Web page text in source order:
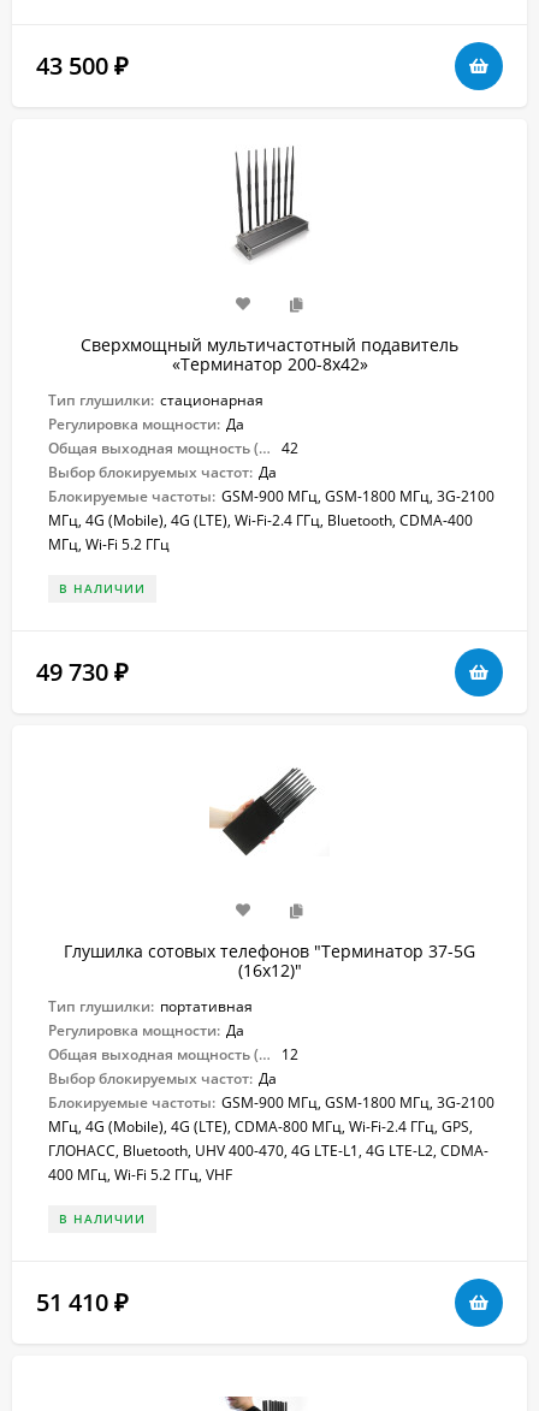
43 500 ₽
Сверхмощный мультичастотный подавитель
«Терминатор 200-8х42»
Тип глушилки: стационарная
Регулировка мощности: Да
Общая выходная мощность (Вт): 42
Выбор блокируемых частот: Да
Блокируемые частоты: GSM-900 МГц, GSM-1800 МГц, 3G-2100
МГц, 4G (Mobile), 4G (LTE), Wi-Fi-2.4 ГГц, Bluetooth, CDMA-400
МГц, Wi-Fi 5.2 ГГц
В НАЛИЧИИ
49 730 ₽
Глушилка сотовых телефонов "Терминатор 37-5G
(16х12)"
Тип глушилки: портативная
Регулировка мощности: Да
Общая выходная мощность (Вт):
12
Выбор блокируемых частот: Да
Блокируемые частоты: GSM-900 МГц, GSM-1800 МГц, 3G-2100
МГц, 4G (Mobile), 4G (LTE), CDMA-800 МГц, Wi-Fi-2.4 ГГц, GPS,
ГЛОНАСС, Bluetooth, UHV 400-470, 4G LTE-L1, 4G LTE-L2, CDMA-
400 МГц, Wi-Fi 5.2 ГГц, VHF
В НАЛИЧИИ
51 410 ₽